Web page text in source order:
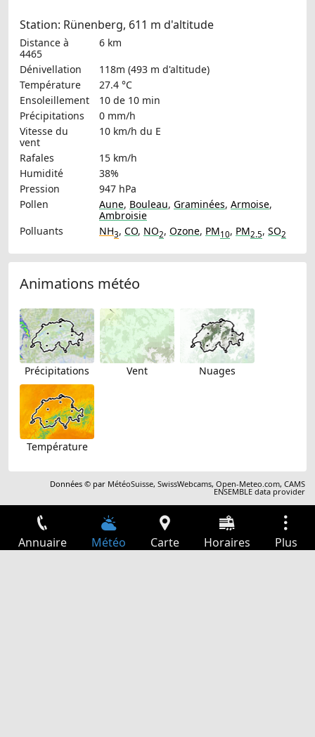
Station: Rünenberg, 611 m d'altitude
Distance à
4465
6 km
Dénivellation
118m (493 m d'altitude)
Température
27.4 °C
Ensoleillement
10 de 10 min
Précipitations
0 mm/h
Vitesse du
vent
10 km/h du E
Rafales
15 km/h
Humidité
38%
Pression
947 hPa
Pollen
Aune, Bouleau, Graminées, Armoise,
Ambroisie
Polluants
NH3, CO, NO2, Ozone, PM10, PM2.5, SO2
Animations météo
Précipitations Vent Nuages
Température
Données © par MétéoSuisse,SwissWebcams,Open-Meteo.com,CAMS
ENSEMBLE data provider
Annuaire Météo Carte Horaires Plus